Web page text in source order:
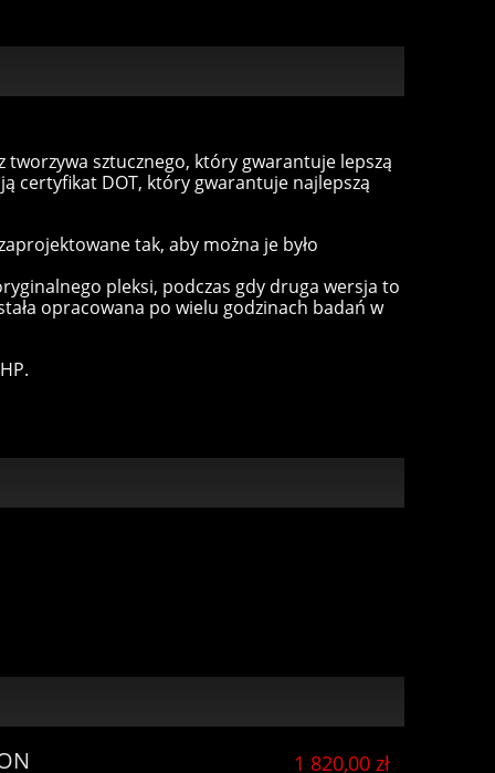
sztucznego, który gwarantuje lepszą
certyfikat DOT, który gwarantuje najlepszą
tak, aby można je było
pleksi, podczas gdy druga wersja to
opracowana po wielu godzinach badań w
1 820,00 zł